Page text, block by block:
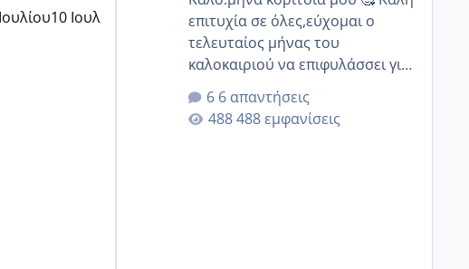
10 Ιουλ
επιτυχία σε όλες,εύχομαι ο
τελευταίος μήνας του
καλοκαιριού να επιφυλάσσει για
όλες σας την πιο όμορφη
έκπληξη 🧿 @Elk @Melikara86
@Παρασκευαιδου @Zenia z
6 απαντήσεις
488 εμφανίσεις